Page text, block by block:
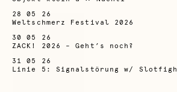
28 05 26
Weltschmerz Festival 2026
30 05 26
ZACK! 2026 – Geht’s noch?
31 05 26
Linie 5: Signalstörung w/